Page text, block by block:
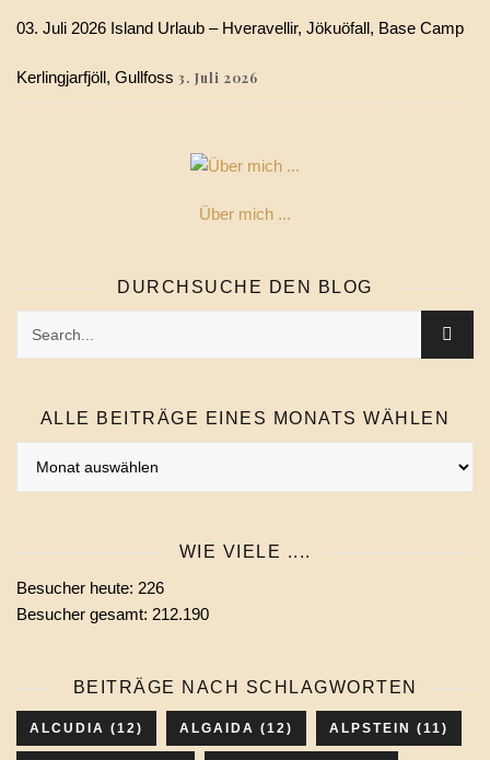
03. Juli 2026 Island Urlaub – Hveravellir, Jökuöfall, Base Camp
Kerlingjarfjöll, Gullfoss 3. Juli 2026
Über mich ...
DURCHSUCHE DEN BLOG
ALLE BEITRÄGE EINES MONATS WÄHLEN
wählen
WIE VIELE ....
Besucher heute: 226
Besucher gesamt: 212.190
BEITRÄGE NACH SCHLAGWORTEN
ALCUDIA (12) ALGAIDA (12) ALPSTEIN (11)